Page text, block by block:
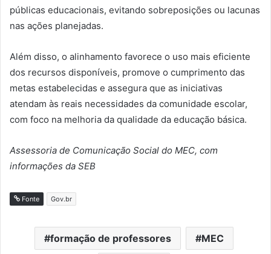
públicas educacionais, evitando sobreposições ou lacunas
nas ações planejadas.
Além disso, o alinhamento favorece o uso mais eficiente
dos recursos disponíveis, promove o cumprimento das
metas estabelecidas e assegura que as iniciativas
atendam às reais necessidades da comunidade escolar,
com foco na melhoria da qualidade da educação básica.
Assessoria de Comunicação Social do MEC, com
informações da SEB
Fonte Gov.br
formação de professores MEC